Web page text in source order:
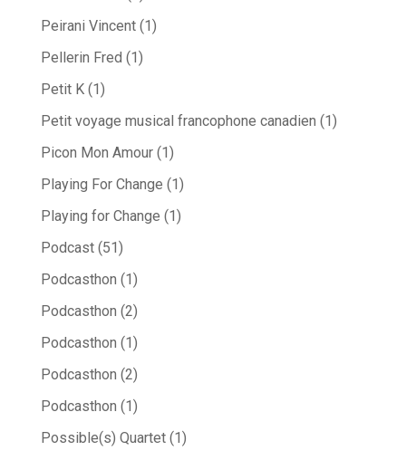
Peirani Vincent(1)
Pellerin Fred (1)
Petit K(1)
Petit voyage musical francophone canadien (1)
Picon Mon Amour(1)
Playing For Change (1)
Playing for Change (1)
Podcast(51)
Podcasthon (1)
Podcasthon (2)
Podcasthon (1)
Podcasthon (2)
Podcasthon (1)
Possible(s) Quartet(1)